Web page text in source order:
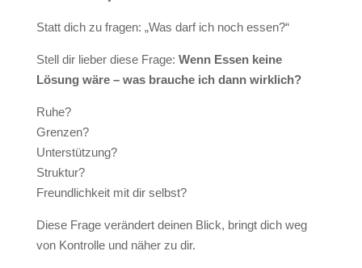
Statt dich zu fragen: „Was darf ich noch essen?“
Stell dir lieber diese Frage: Wenn Essen keine
Lösung wäre – was brauche ich dann wirklich?
Ruhe?
Grenzen?
Unterstützung?
Struktur?
Freundlichkeit mit dir selbst?
Diese Frage verändert deinen Blick, bringt dich weg
von Kontrolle und näher zu dir.